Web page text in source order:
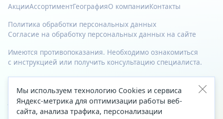
АкцииАссортиментГеографияО компанииКонтакты
Политика обработки персональных данных
Согласие на обработку персональных данных на сайте
Имеются противопоказания. Необходимо ознакомиться
с инструкцией или получить консультацию специалиста.
© 2023—2026 Все права защищены.
Адрес
Мы используем технологию Cookies и сервиса
Яндекс-метрика для оптимизации работы веб-
сайта, анализа трафика, персонализации